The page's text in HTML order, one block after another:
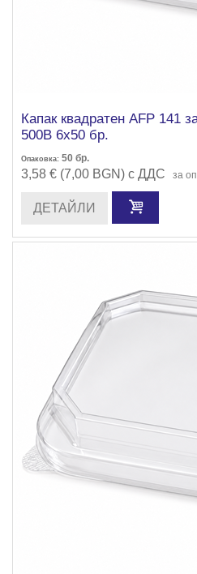
Капак квадратен AFP 141
500B 6х50 бр.
Опаковка: 50 бр.
3,58 € (7,00 BGN) с ДДС за
ДЕТАЙЛИ